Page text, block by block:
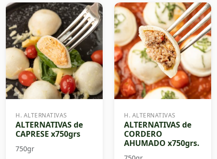
H. ALTERNATIVAS
ALTERNATIVAS de
CAPRESE x750grs
750gr
H. ALTERNATIVAS
ALTERNATIVAS de
CORDERO
AHUMADO x750grs.